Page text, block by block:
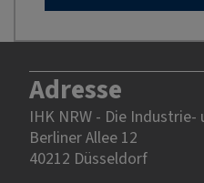
Adresse
IHK NRW - Die
Berliner Allee 12
40212 Düsseldorf